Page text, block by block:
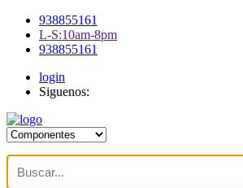
938855161
L-S:10am-8pm
938855161
login
Siguenos: